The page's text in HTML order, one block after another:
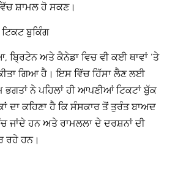
ਸ਼ਾਮਲ ਹੋ ਸਕਣ।
ਬੁਕਿੰਗ
ਅਤੇ ਕੈਨੇਡਾ ਵਿਚ ਵੀ ਕਈ ਥਾਵਾਂ ‘ਤੇ
ਗਿਆ ਹੈ। ਇਸ ਵਿੱਚ ਹਿੱਸਾ ਲੈਣ ਲਈ
ਭਗਤਾਂ ਨੇ ਪਹਿਲਾਂ ਹੀ ਆਪਣੀਆਂ ਟਿਕਟਾਂ ਬੁੱਕ
ਕਹਿਣਾ ਹੈ ਕਿ ਸੰਸਕਾਰ ਤੋਂ ਤੁਰੰਤ ਬਾਅਦ
ਜਾਂਦੇ ਹਨ ਅਤੇ ਰਾਮਲਲਾ ਦੇ ਦਰਸ਼ਨਾਂ ਦੀ
ਰਹੇ ਹਨ।